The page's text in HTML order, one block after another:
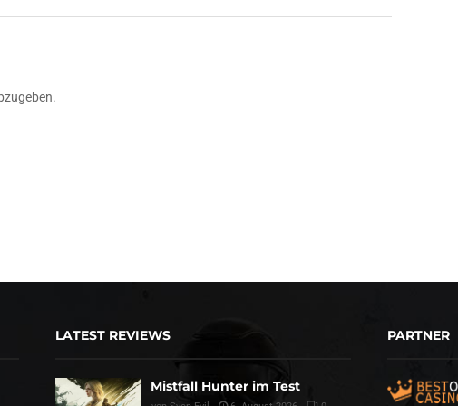
LATEST REVIEWS
Mistfall Hunter im Test
PARTNER